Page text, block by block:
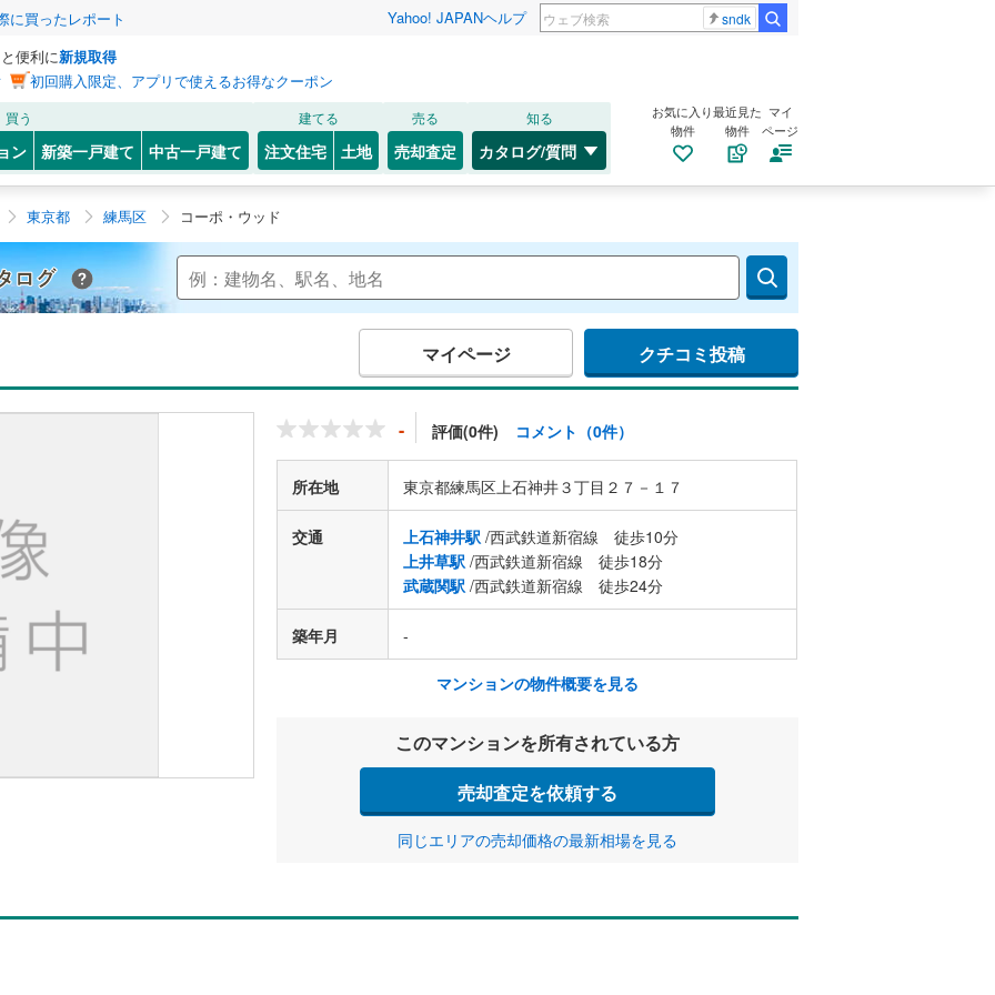
に買ったレポート Yahoo! JAPANヘルプ sndk
便利に新規取得
初回購入限定、アプリで使えるお得なクーポン
買う
ン 新築一戸建て 中古一戸建て
建てる
注文住宅 土地
売る
売却査定
知る
カタログ/質問
お気に入り
物件
最近見た
物件
マイ
ページ
東京都 練馬区 コーポ・ウッド
Yahoo!不動産 マンションカタログ
マイページ クチコミ投稿
- 評価(0件) コメント（0件）
所在地 東京都練馬区上石神井３丁目２７－１７
交通 上石神井駅 /西武鉄道新宿線 徒歩10分
上井草駅 /西武鉄道新宿線 徒歩18分
武蔵関駅 /西武鉄道新宿線 徒歩24分
築年月 -
マンションの物件概要を見る
このマンションを所有されている方
売却査定を依頼する
同じエリアの売却価格の最新相場を見る